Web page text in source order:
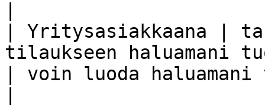
| Yritysasiakkaana |
tilaukseen haluamani
| voin luoda